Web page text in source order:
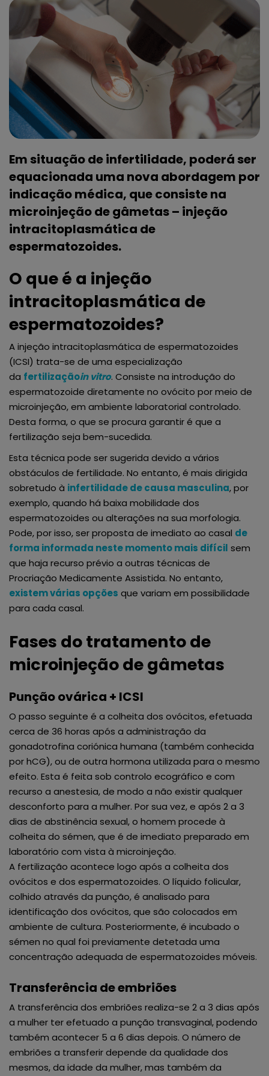
Em situação de infertilidade, poderá ser
equacionada uma nova abordagem por
indicação médica, que consiste na
microinjeção de gâmetas – injeção
intracitoplasmática de
espermatozoides.
O que é a injeção
intracitoplasmática de
espermatozoides?
A injeção intracitoplasmática de espermatozoides
(ICSI) trata-se de uma especialização
da fertilizaçãoin vitro. Consiste na introdução do
espermatozoide diretamente no ovócito por meio de
microinjeção, em ambiente laboratorial controlado.
Desta forma, o que se procura garantir é que a
fertilização seja bem-sucedida.
Esta técnica pode ser sugerida devido a vários
obstáculos de fertilidade. No entanto, é mais dirigida
sobretudo à infertilidade de causa masculina, por
exemplo, quando há baixa mobilidade dos
espermatozoides ou alterações na sua morfologia.
Pode, por isso, ser proposta de imediato ao casal de
forma informada neste momento mais difícil sem
que haja recurso prévio a outras técnicas de
Procriação Medicamente Assistida. No entanto,
existem várias opções que variam em possibilidade
para cada casal.
Fases do tratamento de
microinjeção de gâmetas
Punção ovárica + ICSI
O passo seguinte é a colheita dos ovócitos, efetuada
cerca de 36 horas após a administração da
gonadotrofina coriónica humana (também conhecida
por hCG), ou de outra hormona utilizada para o mesmo
efeito. Esta é feita sob controlo ecográfico e com
recurso a anestesia, de modo a não existir qualquer
desconforto para a mulher. Por sua vez, e após 2 a 3
dias de abstinência sexual, o homem procede à
colheita do sémen, que é de imediato preparado em
laboratório com vista à microinjeção.
A fertilização acontece logo após a colheita dos
ovócitos e dos espermatozoides. O líquido folicular,
colhido através da punção, é analisado para
identificação dos ovócitos, que são colocados em
ambiente de cultura. Posteriormente, é incubado o
sémen no qual foi previamente detetada uma
concentração adequada de espermatozoides móveis.
Transferência de embriões
A transferência dos embriões realiza-se 2 a 3 dias após
a mulher ter efetuado a punção transvaginal, podendo
também acontecer 5 a 6 dias depois. O número de
embriões a transferir depende da qualidade dos
mesmos, da idade da mulher, mas também da